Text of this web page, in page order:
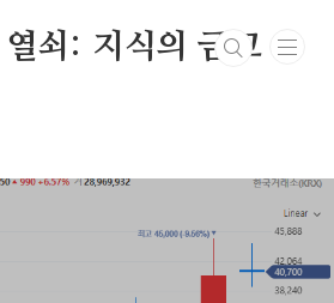
쇠: 지식의 금고